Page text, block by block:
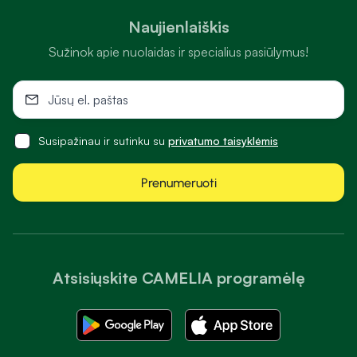
Atsisiųskite CAMELIA programėlę
Naujienlaiškis
Sužinok apie nuolaidas ir specialius pasiūlymus!
Susipažinau ir sutinku su privatumo taisyklėmis
Prenumeruoti